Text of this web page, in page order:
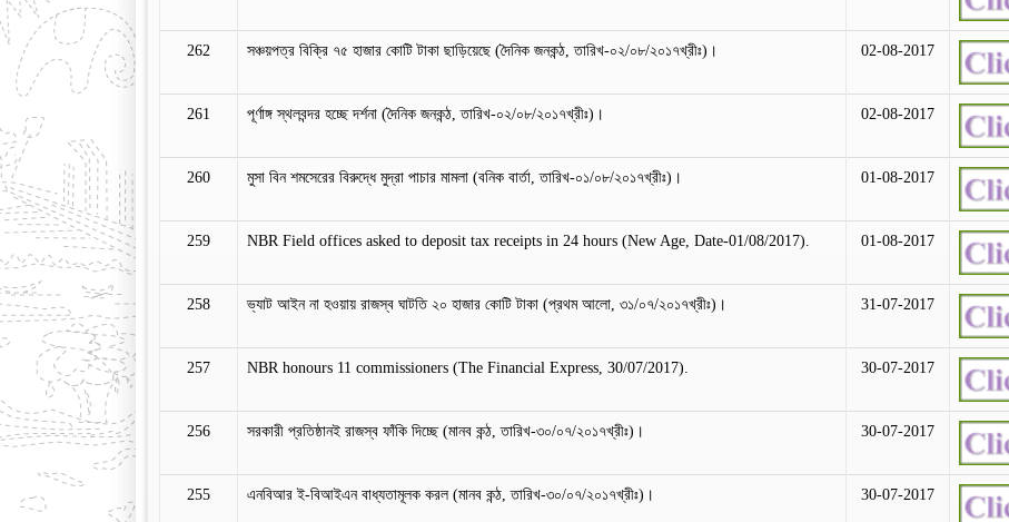
262 সঞ্চয়পত্র বিক্রি ৭৫ হাজার কোটি টাকা ছাড়িয়েছে (দৈনিক জনকন্ঠ, তারিখ-০২/০৮/২০১৭খ্রীঃ)। 02-08-2017
261 পূর্ণাঙ্গ স্থলবন্দর হচ্ছে দর্শনা (দৈনিক জনকন্ঠ, তারিখ-০২/০৮/২০১৭খ্রীঃ)। 02-08-2017
260 মুসা বিন শমসেরের বিরুদ্ধে মুদ্রা পাচার মামলা (বনিক বার্তা, তারিখ-০১/০৮/২০১৭খ্রীঃ)। 01-08-2017
259 NBR Field offices asked to deposit tax receipts in 24 hours (New Age, Date-01/08/2017). 01-08-2017
258 ভ্যাট আইন না হওয়ায় রাজস্ব ঘাটতি ২০ হাজার কোটি টাকা (প্রথম আলো, ৩১/০৭/২০১৭খ্রীঃ)। 31-07-2017
257 NBR honours 11 commissioners (The Financial Express, 30/07/2017). 30-07-2017
256 সরকারী প্রতিষ্ঠানই রাজস্ব ফাঁকি দিচ্ছে (মানব কন্ঠ, তারিখ-৩০/০৭/২০১৭খ্রীঃ)। 30-07-2017
255 এনবিআর ই-বিআইএন বাধ্যতামূলক করল (মানব কন্ঠ, তারিখ-৩০/০৭/২০১৭খ্রীঃ)। 30-07-2017